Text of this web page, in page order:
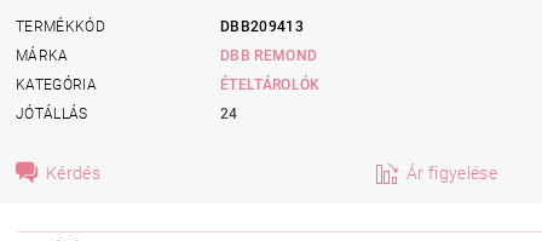
TERMÉKKÓD
DBB209413
MÁRKA
DBB REMOND
KATEGÓRIA
ÉTELTÁROLÓK
JÓTÁLLÁS
24
Kérdés Ár figyelése